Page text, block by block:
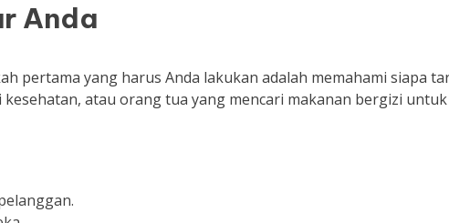
Anda
pertama yang harus Anda lakukan adalah memahami siapa
atau orang tua yang mencari makanan bergizi untuk